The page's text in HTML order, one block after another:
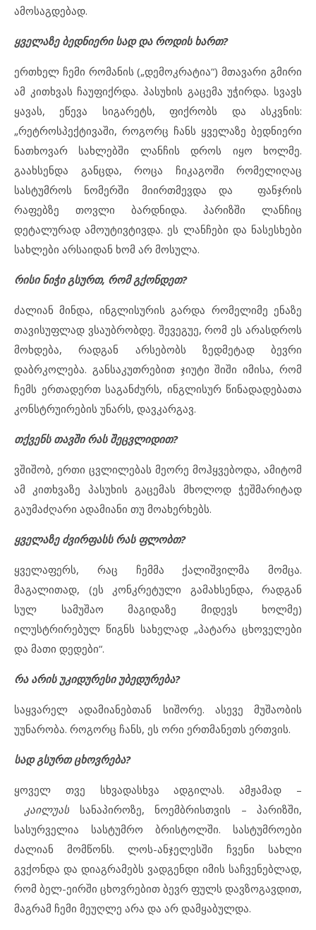
ამოსაგდებად.
ყველაზე ბედნიერი სად და როდის ხართ?
ერთხელ ჩემი რომანის („დემოკრატია“) მთავარი გმირი
ამ კითხვას ჩაუფიქრდა. პასუხის გაცემა უჭირდა. სვავს
ყავას, ეწევა სიგარეტს, ფიქრობს და ასკვნის:
„რეტროსპექტივაში, როგორც ჩანს ყველაზე ბედნიერი
ნათხოვარ სახლებში ლანჩის დროს იყო ხოლმე.
გაახსენდა განცდა, როცა ჩიკაგოში რომელიღაც
სასტუმროს ნომერში მიირთმევდა და ფანჯრის
რაფებზე თოვლი ბარდნიდა. პარიზში ლანჩიც
დეტალურად ამოუტივტივდა. ეს ლანჩები და ნასესხები
სახლები არსაიდან ხომ არ მოსულა.
რისი ნიჭი გსურთ, რომ გქონდეთ?
ძალიან მინდა, ინგლისურის გარდა რომელიმე ენაზე
თავისუფლად ვსაუბრობდე. შევეგუე, რომ ეს არასდროს
მოხდება, რადგან არსებობს ზედმეტად ბევრი
დაბრკოლება. განსაკუთრებით ჯიუტი შიში იმისა, რომ
ჩემს ერთადერთ საგანძურს, ინგლისურ წინადადებათა
კონსტრუირების უნარს, დავკარგავ.
თქვენს თავში რას შეცვლიდით?
ვშიშობ, ერთი ცვლილებას მეორე მოჰყვებოდა, ამიტომ
ამ კითხვაზე პასუხის გაცემას მხოლოდ ჭეშმარიტად
გაუმაძღარი ადამიანი თუ მოახერხებს.
ყველაზე ძვირფასს რას ფლობთ?
ყველაფერს, რაც ჩემმა ქალიშვილმა მომცა.
მაგალითად, (ეს კონკრეტული გამახსენდა, რადგან
სულ სამუშაო მაგიდაზე მიდევს ხოლმე)
ილუსტრირებულ წიგნს სახელად „პატარა ცხოველები
და მათი დედები“.
რა არის უკიდურესი უბედურება?
საყვარელ ადამიანებთან სიშორე. ასევე მუშაობის
უუნარობა. როგორც ჩანს, ეს ორი ერთმანეთს ერთვის.
სად გსურთ ცხოვრება?
ყოველ თვე სხვადასხვა ადგილას. ამჟამად –
კაილუას სანაპიროზე, ნოემბრისთვის – პარიზში,
სასურველია სასტუმრო ბრისტოლში. სასტუმროები
ძალიან მომწონს. ლოს-ანჯელესში ჩვენი სახლი
გვქონდა და დიაგრამებს ვადგენდი იმის საჩვენებლად,
რომ ბელ-ეირში ცხოვრებით ბევრ ფულს დავზოგავდით,
მაგრამ ჩემი მეუღლე არა და არ დამყაბულდა.